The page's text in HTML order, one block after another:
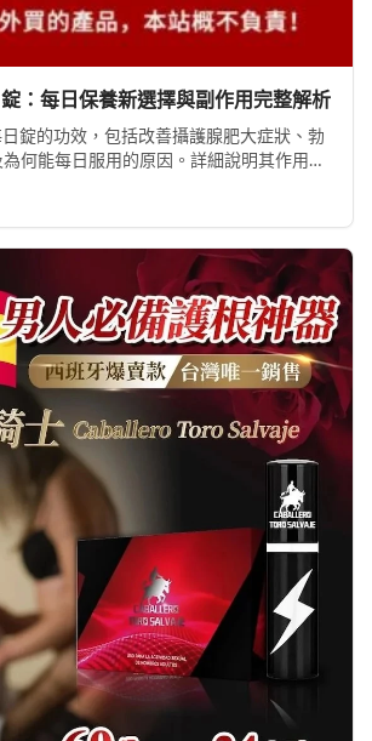
：每日保養新選擇與副作用完整解析
錠的功效，包括改善攝護腺肥大症狀、勃
何能每日服用的原因。詳細說明其作用機